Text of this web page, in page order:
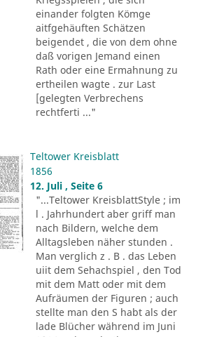
einander folgten Kömge
aitfgehäuften Schätzen
beigendet , die von dem ohne
daß vorigen Jemand einen
Rath oder eine Ermahnung zu
ertheilen wagte . zur Last
[gelegten Verbrechens
rechtferti ..."
Teltower Kreisblatt
1856
12. Juli , Seite 6
"...Teltower KreisblattStyle ; im
l . Jahrhundert aber griff man
nach Bildern, welche dem
Alltagsleben näher stunden .
Man verglich z . B . das Leben
uiit dem Sehachspiel , den Tod
mit dem Matt oder mit dem
Aufräumen der Figuren ; auch
stellte man den S habt als der
lade Blücher während im Juni